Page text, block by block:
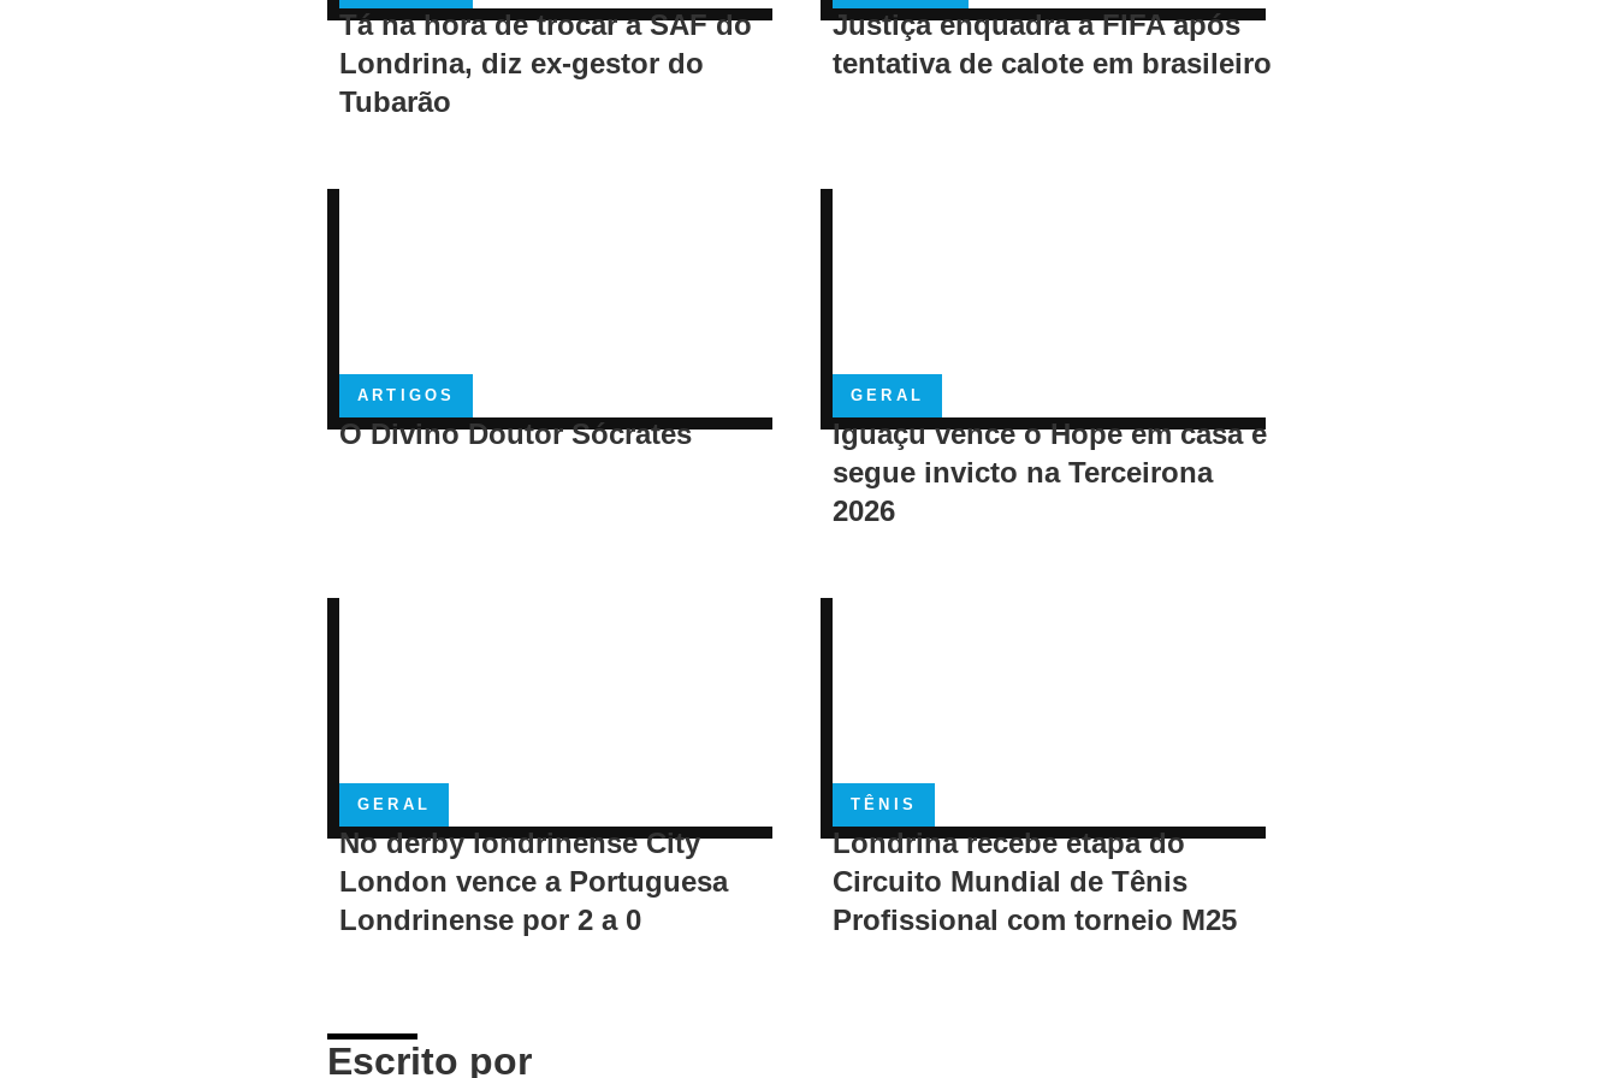
Tá na hora de trocar a SAF do
Londrina, diz ex-gestor do
Tubarão
Justiça enquadra a FIFA após
tentativa de calote em brasileiro
ARTIGOS
O Divino Doutor Sócrates
GERAL
Iguaçu vence o Hope em casa e
segue invicto na Terceirona
2026
GERAL
No derby londrinense City
London vence a Portuguesa
Londrinense por 2 a 0
TÊNIS
Londrina recebe etapa do
Circuito Mundial de Tênis
Profissional com torneio M25
Escrito por